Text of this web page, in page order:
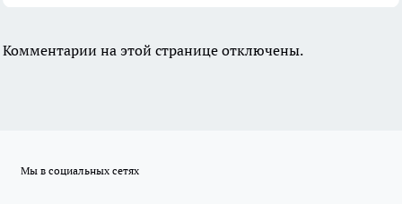
Комментарии на этой странице отключены.
Мы в социальных сетях